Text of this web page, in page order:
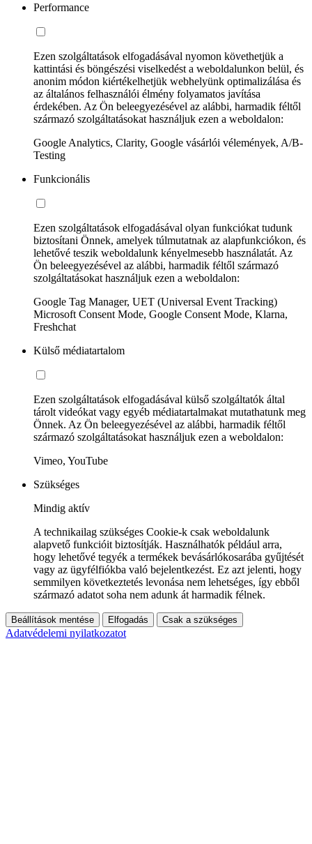
Performance
Ezen szolgáltatások elfogadásával nyomon követhetjük a
kattintási és böngészési viselkedést a weboldalunkon belül, és
anonim módon kiértékelhetjük webhelyünk optimalizálása és
az általános felhasználói élmény folyamatos javítása
érdekében. Az Ön beleegyezésével az alábbi, harmadik féltől
származó szolgáltatásokat használjuk ezen a weboldalon:
Google Analytics, Clarity, Google vásárlói vélemények, A/B-
Testing
Funkcionális
Ezen szolgáltatások elfogadásával olyan funkciókat tudunk
biztosítani Önnek, amelyek túlmutatnak az alapfunkciókon, és
lehetővé teszik weboldalunk kényelmesebb használatát. Az
Ön beleegyezésével az alábbi, harmadik féltől származó
szolgáltatásokat használjuk ezen a weboldalon:
Google Tag Manager, UET (Universal Event Tracking)
Microsoft Consent Mode, Google Consent Mode, Klarna,
Freshchat
Külső médiatartalom
Ezen szolgáltatások elfogadásával külső szolgáltatók által
tárolt videókat vagy egyéb médiatartalmakat mutathatunk meg
Önnek. Az Ön beleegyezésével az alábbi, harmadik féltől
származó szolgáltatásokat használjuk ezen a weboldalon:
Vimeo, YouTube
Szükséges
Mindig aktív
A technikailag szükséges Cookie-k csak weboldalunk
alapvető funkcióit biztosítják. Használhatók például arra,
hogy lehetővé tegyék a termékek bevásárlókosarába gyűjtését
vagy az ügyfélfiókba való bejelentkezést. Ez azt jelenti, hogy
semmilyen következtetés levonása nem lehetséges, így ebből
származó adatot soha nem adunk át harmadik félnek.
Beállítások mentése Elfogadás Csak a szükséges
Adatvédelemi nyilatkozatot